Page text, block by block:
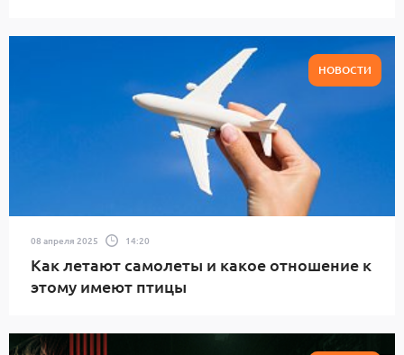
НОВОСТИ
08 апреля 2025 14:20
Как летают самолеты и какое отношение к
этому имеют птицы